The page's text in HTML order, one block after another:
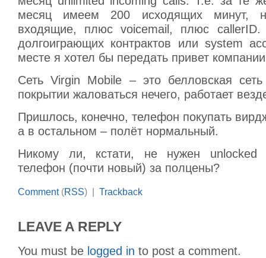
месяц имеем 200 исходящих минут,
входящие, плюс voicemail, плюс callerID.
долгоиграющих контрактов или system
месте я хотел бы передать привет
Сеть Virgin Mobile – это белловская
покрытии жаловаться нечего, работает
Пришлось, конечно, телефон покупать
а в остальном – полёт нормальный.
Никому ли, кстати, не нужен
телефон (почти новый) за полцены?
Comment(RSS) | Trackback
LEAVE A REPLY
You must be logged in to post a comment.